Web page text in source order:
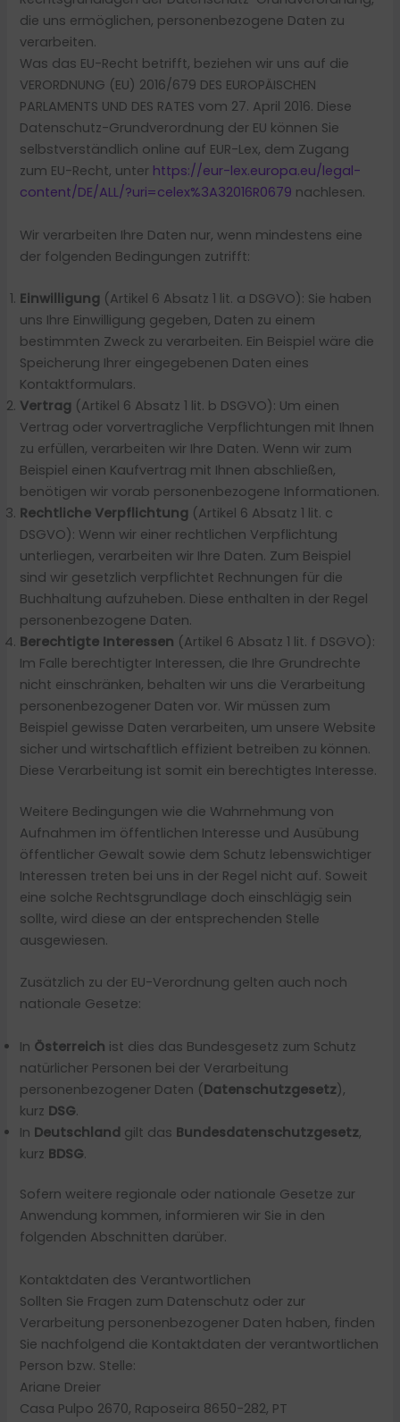
die uns ermöglichen, personenbezogene Daten zu
verarbeiten.
Was das EU-Recht betrifft, beziehen wir uns auf die
VERORDNUNG (EU) 2016/679 DES EUROPÄISCHEN
PARLAMENTS UND DES RATES vom 27. April 2016. Diese
Datenschutz-Grundverordnung der EU können Sie
selbstverständlich online auf EUR-Lex, dem Zugang
zum EU-Recht, unter https://eur-lex.europa.eu/legal-
content/DE/ALL/?uri=celex%3A32016R0679 nachlesen.
Wir verarbeiten Ihre Daten nur, wenn mindestens eine
der folgenden Bedingungen zutrifft:
Einwilligung (Artikel 6 Absatz 1 lit. a DSGVO): Sie haben
uns Ihre Einwilligung gegeben, Daten zu einem
bestimmten Zweck zu verarbeiten. Ein Beispiel wäre die
Speicherung Ihrer eingegebenen Daten eines
Kontaktformulars.
Vertrag (Artikel 6 Absatz 1 lit. b DSGVO): Um einen
Vertrag oder vorvertragliche Verpflichtungen mit Ihnen
zu erfüllen, verarbeiten wir Ihre Daten. Wenn wir zum
Beispiel einen Kaufvertrag mit Ihnen abschließen,
benötigen wir vorab personenbezogene Informationen.
Rechtliche Verpflichtung (Artikel 6 Absatz 1 lit. c
DSGVO): Wenn wir einer rechtlichen Verpflichtung
unterliegen, verarbeiten wir Ihre Daten. Zum Beispiel
sind wir gesetzlich verpflichtet Rechnungen für die
Buchhaltung aufzuheben. Diese enthalten in der Regel
personenbezogene Daten.
Berechtigte Interessen (Artikel 6 Absatz 1 lit. f DSGVO):
Im Falle berechtigter Interessen, die Ihre Grundrechte
nicht einschränken, behalten wir uns die Verarbeitung
personenbezogener Daten vor. Wir müssen zum
Beispiel gewisse Daten verarbeiten, um unsere Website
sicher und wirtschaftlich effizient betreiben zu können.
Diese Verarbeitung ist somit ein berechtigtes Interesse.
Weitere Bedingungen wie die Wahrnehmung von
Aufnahmen im öffentlichen Interesse und Ausübung
öffentlicher Gewalt sowie dem Schutz lebenswichtiger
Interessen treten bei uns in der Regel nicht auf. Soweit
eine solche Rechtsgrundlage doch einschlägig sein
sollte, wird diese an der entsprechenden Stelle
ausgewiesen.
Zusätzlich zu der EU-Verordnung gelten auch noch
nationale Gesetze:
In Österreich ist dies das Bundesgesetz zum Schutz
natürlicher Personen bei der Verarbeitung
personenbezogener Daten (Datenschutzgesetz),
kurz DSG.
In Deutschland gilt das Bundesdatenschutzgesetz,
kurz BDSG.
Sofern weitere regionale oder nationale Gesetze zur
Anwendung kommen, informieren wir Sie in den
folgenden Abschnitten darüber.
Kontaktdaten des Verantwortlichen
Sollten Sie Fragen zum Datenschutz oder zur
Verarbeitung personenbezogener Daten haben, finden
Sie nachfolgend die Kontaktdaten der verantwortlichen
Person bzw. Stelle:
Ariane Dreier
Casa Pulpo 2670, Raposeira 8650-282, PT